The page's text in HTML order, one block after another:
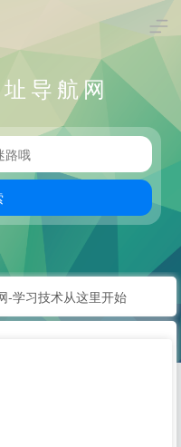
导航网
-学习技术从这里开始